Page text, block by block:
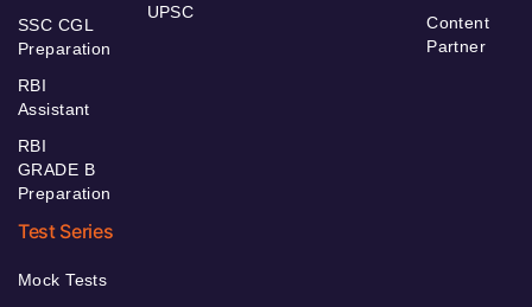
SSC CGL
Preparation
RBI
Assistant
RBI
GRADE B
Preparation
UPSC
Content
Partner
Test Series
Mock Tests